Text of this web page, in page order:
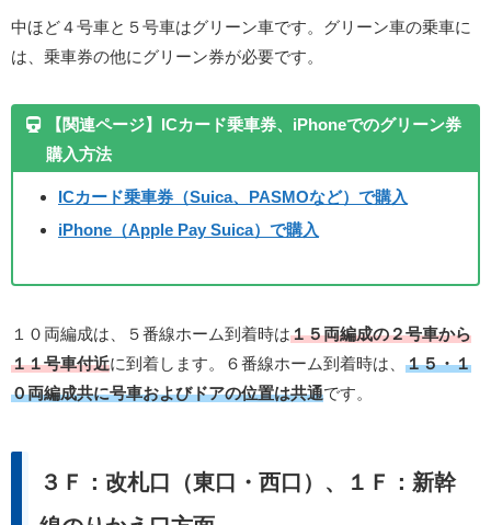
中ほど４号車と５号車はグリーン車です。グリーン車の乗車に
は、乗車券の他にグリーン券が必要です。
【関連ページ】ICカード乗車券、iPhoneでのグリーン券
購入方法
ICカード乗車券（Suica、PASMOなど）で購入
iPhone（Apple Pay Suica）で購入
１０両編成は、５番線ホーム到着時は１５両編成の２号車から
１１号車付近に到着します。６番線ホーム到着時は、 １５・１
０両編成共に号車およびドアの位置は共通です。
３Ｆ：改札口（東口・西口）、１Ｆ：新幹